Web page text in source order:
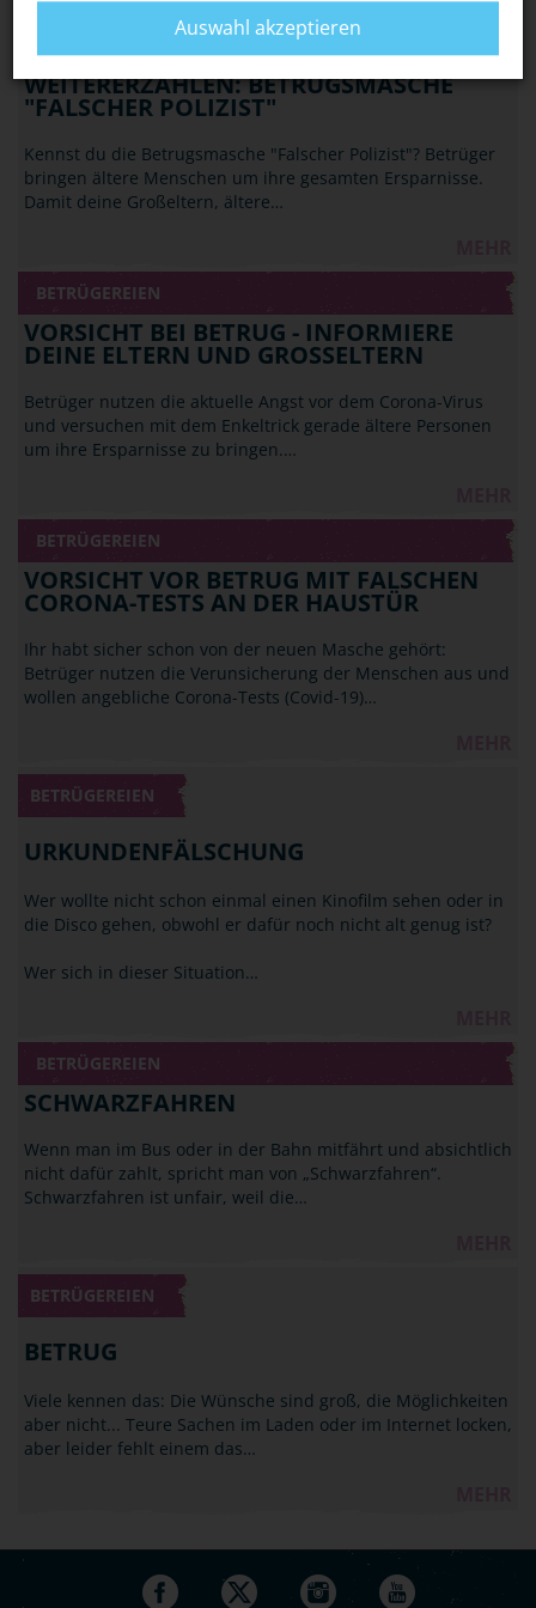
WEITERERZÄHLEN: BETRUGSMASCHE
"FALSCHER POLIZIST"
Kennst du die Betrugsmasche "Falscher Polizist"? Betrüger
bringen ältere Menschen um ihre gesamten Ersparnisse.
Damit deine Großeltern, ältere…
BETRÜGEREIEN
VORSICHT BEI BETRUG - INFORMIERE
DEINE ELTERN UND GROSSELTERN
Betrüger nutzen die aktuelle Angst vor dem Corona-Virus
und versuchen mit dem Enkeltrick gerade ältere Personen
um ihre Ersparnisse zu bringen.…
BETRÜGEREIEN
VORSICHT VOR BETRUG MIT FALSCHEN
CORONA-TESTS AN DER HAUSTÜR
Ihr habt sicher schon von der neuen Masche gehört:
Betrüger nutzen die Verunsicherung der Menschen aus und
wollen angebliche Corona-Tests (Covid-19)…
BETRÜGEREIEN
URKUNDENFÄLSCHUNG
Wer wollte nicht schon einmal einen Kinofilm sehen oder in
die Disco gehen, obwohl er dafür noch nicht alt genug ist?
Wer sich in dieser Situation…
BETRÜGEREIEN
SCHWARZFAHREN
Wenn man im Bus oder in der Bahn mitfährt und absichtlich
nicht dafür zahlt, spricht man von „Schwarzfahren“.
Schwarzfahren ist unfair, weil die…
BETRÜGEREIEN
BETRUG
Viele kennen das: Die Wünsche sind groß, die Möglichkeiten
aber nicht... Teure Sachen im Laden oder im Internet locken,
aber leider fehlt einem das…
Auswahl akzeptieren